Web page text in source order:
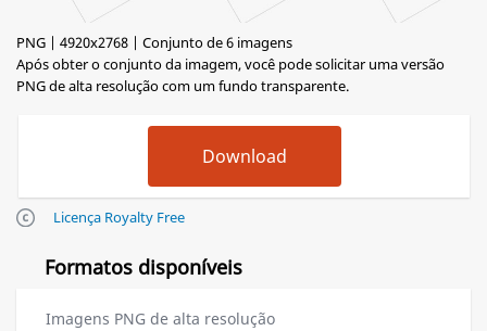
PNG | 4920x2768 | Conjunto de 6 imagens
Após obter o conjunto da imagem, você pode solicitar uma versão
PNG de alta resolução com um fundo transparente.
Licença Royalty Free
Formatos disponíveis
Imagens PNG de alta resolução